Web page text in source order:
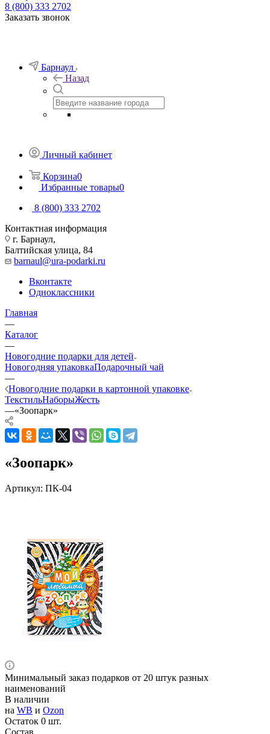
8 (800) 333 2702
Заказать звонок
Барнаул
Назад
Личный кабинет
Корзина0
Избранные товары0
8 (800) 333 2702
Контактная информация
г. Барнаул,
Балтийская улица, 84
barnaul@ura-podarki.ru
Вконтакте
Одноклассники
Главная
—
Каталог
—
Новогодние подарки для детей
Новогодняя упаковкаПодарочный чай
—
Новогодние подарки в картонной упаковке
ТекстильНаборыЖесть
—«Зоопарк»
«Зоопарк»
Артикул: ПК-04
Минимальный заказ подарков от 20 штук разных
наименований
В наличии
на WB и Ozon
Остаток 0 шт.
Состав